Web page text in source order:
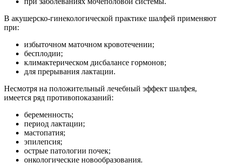
В акушерско-гинекологической практике шалфей применяют
при:
избыточном маточном кровотечении;
бесплодии;
климактерическом дисбалансе гормонов;
для прерывания лактации.
Несмотря на положительный лечебный эффект шалфея,
имеется ряд противопоказаний:
беременность;
период лактации;
мастопатия;
эпилепсия;
острые патологии почек;
онкологические новообразования.